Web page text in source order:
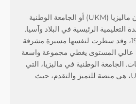
تعتبر جامعة كيبانغسان ماليزيا (UKM) أو الجامعة الوطنية
التعليمية الرئيسية في البلاد وآسيا.
تأسست في عام 1970، وقد سطرت لنفسها مسيرة مشرفة
عالي المستوى يغطي مجموعة واسعة
الجامعة الوطنية في ماليزيا، التي
تُعرف اختصارًا بـ UKM، هي منصة للتميز والتقدم، حيث